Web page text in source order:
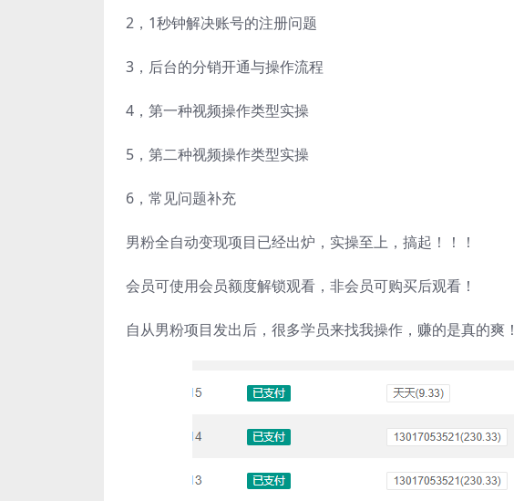
2，1秒钟解决账号的注册问题
3，后台的分销开通与操作流程
4，第一种视频操作类型实操
5，第二种视频操作类型实操
6，常见问题补充
男粉全自动变现项目已经出炉，实操至上，搞起！！！
会员可使用会员额度解锁观看，非会员可购买后观看！
自从男粉项目发出后，很多学员来找我操作，赚的是真的爽！